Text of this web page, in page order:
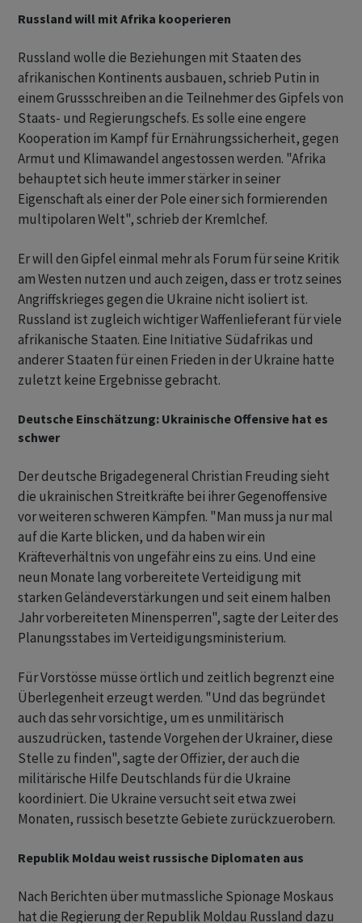
Russland will mit Afrika kooperieren
Russland wolle die Beziehungen mit Staaten des
afrikanischen Kontinents ausbauen, schrieb Putin in
einem Grussschreiben an die Teilnehmer des Gipfels von
Staats- und Regierungschefs. Es solle eine engere
Kooperation im Kampf für Ernährungssicherheit, gegen
Armut und Klimawandel angestossen werden. "Afrika
behauptet sich heute immer stärker in seiner
Eigenschaft als einer der Pole einer sich formierenden
multipolaren Welt", schrieb der Kremlchef.
Er will den Gipfel einmal mehr als Forum für seine Kritik
am Westen nutzen und auch zeigen, dass er trotz seines
Angriffskrieges gegen die Ukraine nicht isoliert ist.
Russland ist zugleich wichtiger Waffenlieferant für viele
afrikanische Staaten. Eine Initiative Südafrikas und
anderer Staaten für einen Frieden in der Ukraine hatte
zuletzt keine Ergebnisse gebracht.
Deutsche Einschätzung: Ukrainische Offensive hat es
schwer
Der deutsche Brigadegeneral Christian Freuding sieht
die ukrainischen Streitkräfte bei ihrer Gegenoffensive
vor weiteren schweren Kämpfen. "Man muss ja nur mal
auf die Karte blicken, und da haben wir ein
Kräfteverhältnis von ungefähr eins zu eins. Und eine
neun Monate lang vorbereitete Verteidigung mit
starken Geländeverstärkungen und seit einem halben
Jahr vorbereiteten Minensperren", sagte der Leiter des
Planungsstabes im Verteidigungsministerium.
Für Vorstösse müsse örtlich und zeitlich begrenzt eine
Überlegenheit erzeugt werden. "Und das begründet
auch das sehr vorsichtige, um es unmilitärisch
auszudrücken, tastende Vorgehen der Ukrainer, diese
Stelle zu finden", sagte der Offizier, der auch die
militärische Hilfe Deutschlands für die Ukraine
koordiniert. Die Ukraine versucht seit etwa zwei
Monaten, russisch besetzte Gebiete zurückzuerobern.
Republik Moldau weist russische Diplomaten aus
Nach Berichten über mutmassliche Spionage Moskaus
hat die Regierung der Republik Moldau Russland dazu